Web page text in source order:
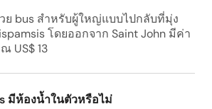
ย bus สำหรับผู้ใหญ่แบบไปกลับที่มุ่ง
โดยออกจาก Saint John มีค่า
US$ 13
มีห้องน้ำในตัวหรือไม่